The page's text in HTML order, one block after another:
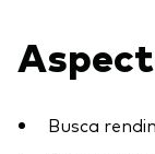
Busca